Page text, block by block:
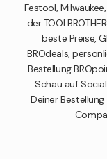
Festool,
der
beste Preise,
BROdeals,
Bestellung
Schau auf
Deiner